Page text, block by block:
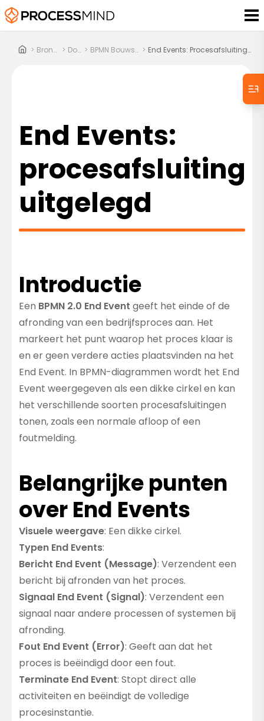
> Bronnen > Docs > BPMN Bouwstenen > End Events: Procesafsluiting Uitgelegd
End Events:
procesafsluiting
uitgelegd
Introductie
Een BPMN 2.0 End Event geeft het einde of de
afronding van een bedrijfsproces aan. Het
markeert het punt waarop het proces klaar is
en er geen verdere acties plaatsvinden na het
End Event. In BPMN-diagrammen wordt het End
Event weergegeven als een dikke cirkel en kan
het verschillende soorten procesafsluitingen
tonen, zoals een normale afloop of een
foutmelding.
Belangrijke punten
over End Events
Visuele weergave: Een dikke cirkel.
Typen End Events:
Bericht End Event (Message): Verzendent een
bericht bij afronden van het proces.
Signaal End Event (Signal): Verzendent een
signaal naar andere processen of systemen bij
afronding.
Fout End Event (Error): Geeft aan dat het
proces is beëindigd door een fout.
Terminate End Event: Stopt direct alle
activiteiten en beëindigt de volledige
procesinstantie.